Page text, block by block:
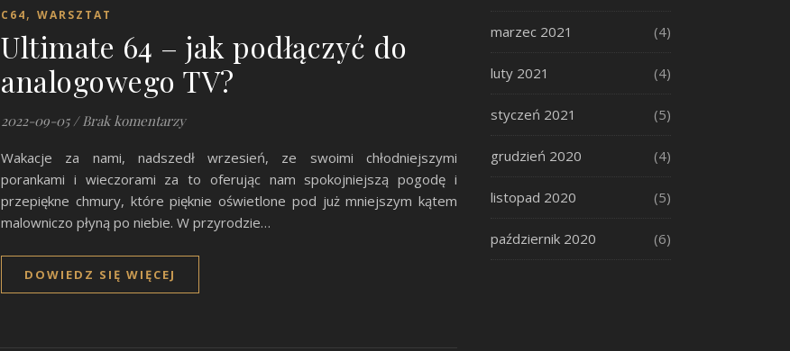
C64, WARSZTAT
Ultimate 64 – jak podłączyć do
analogowego TV?
2022-09-05 / Brak komentarzy
Wakacje za nami, nadszedł wrzesień, ze swoimi chłodniejszymi
porankami i wieczorami za to oferując nam spokojniejszą pogodę i
przepiękne chmury, które pięknie oświetlone pod już mniejszym kątem
malowniczo płyną po niebie. W przyrodzie…
DOWIEDZ SIĘ WIĘCEJ
marzec 2021 (4)
luty 2021 (4)
styczeń 2021 (5)
grudzień 2020 (4)
listopad 2020 (5)
październik 2020 (6)